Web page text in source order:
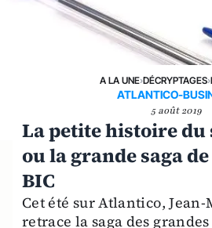
A LA UNE›DÉCRYPTAGES›
ATLANTICO-
5 août 2019
La petite histoire du
ou la grande saga
BIC
Cet été sur Atlantico,
retrace la saga des